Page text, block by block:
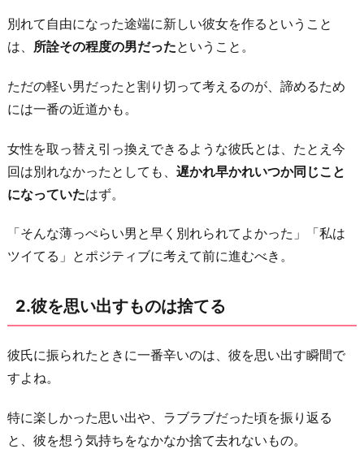
て
る
没
頭
き
る
趣
味
を
つ
け
4.
友
達
に
別れて自由になった途端に新しい彼女を作るということ
は、 所詮その程度の男だったということ。
ただの軽い男だったと割り切って考えるのが、諦めるため
には一番の近道かも。
女性を取っ替え引っ換えできるような彼氏とは、たとえ今
回は別れなかったとしても、 遅かれ早かれいつか同じこと
になっていたはず。
「そんな薄っぺらい男と早く別れられてよかった」「私は
ツイてる」とポジティブに考えて前に進むべき。
2.彼を思い出すものは捨てる
彼氏に振られたときに一番辛いのは、彼を思い出す瞬間で
すよね。
特に楽しかった思い出や、ラブラブだった頃を振り返る
と、彼を想う気持ちをなかなか捨て去れないもの。